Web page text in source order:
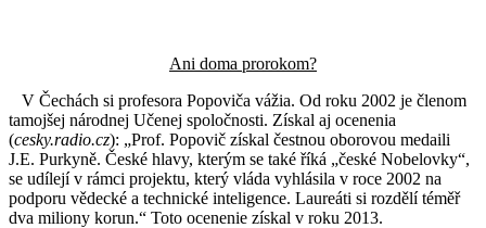
Ani doma prorokom?
V Čechách si profesora Popoviča vážia. Od roku 2002 je členom
tamojšej národnej Učenej spoločnosti. Získal aj ocenenia
(cesky.radio.cz): „Prof. Popovič získal čestnou oborovou medaili
J.E. Purkyně. České hlavy, kterým se také říká „české Nobelovky“,
se udílejí v rámci projektu, který vláda vyhlásila v roce 2002 na
podporu vědecké a technické inteligence. Laureáti si rozdělí téměř
dva miliony korun.“ Toto ocenenie získal v roku 2013.